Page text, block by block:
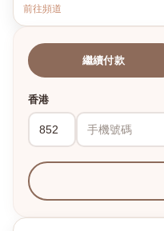
前往頻道
繼續付款
香港